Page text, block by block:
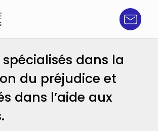
crâniens
dans la
du préjudice et
dans l’aide aux